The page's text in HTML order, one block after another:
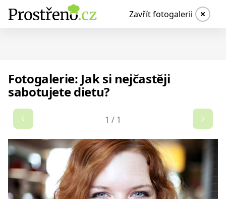
Zavřít fotogalerii
Fotogalerie: Jak si nejčastěji
sabotujete dietu?
1 / 1